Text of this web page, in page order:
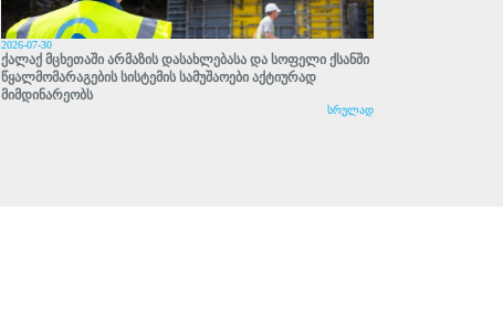
2026-07-30
ქალაქ მცხეთაში არმაზის დასახლებასა და სოფელი ქსანში
წყალმომარაგების სისტემის სამუშაოები აქტიურად
მიმდინარეობს
სრულად